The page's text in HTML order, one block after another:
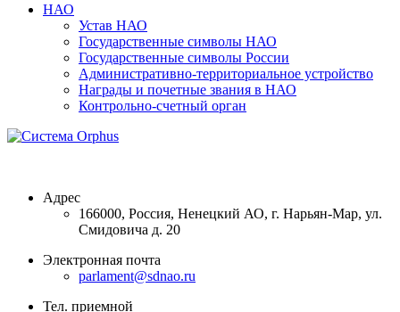
НАО
Устав НАО
Государственные символы НАО
Государственные символы России
Административно-территориальное устройство
Награды и почетные звания в НАО
Контрольно-счетный орган
Адрес
166000, Россия, Ненецкий АО, г. Нарьян-Мар, ул.
Смидовича д. 20
Электронная почта
parlament@sdnao.ru
Тел. приемной